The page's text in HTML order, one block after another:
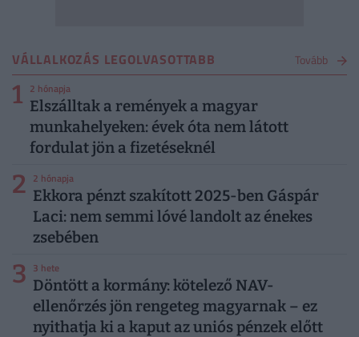
VÁLLALKOZÁS LEGOLVASOTTABB Tovább
1 2 hónapja
Elszálltak a remények a magyar
munkahelyeken: évek óta nem látott
fordulat jön a fizetéseknél
2 2 hónapja
Ekkora pénzt szakított 2025-ben Gáspár
Laci: nem semmi lóvé landolt az énekes
zsebében
3 3 hete
Döntött a kormány: kötelező NAV-
ellenőrzés jön rengeteg magyarnak – ez
nyithatja ki a kaput az uniós pénzek előtt